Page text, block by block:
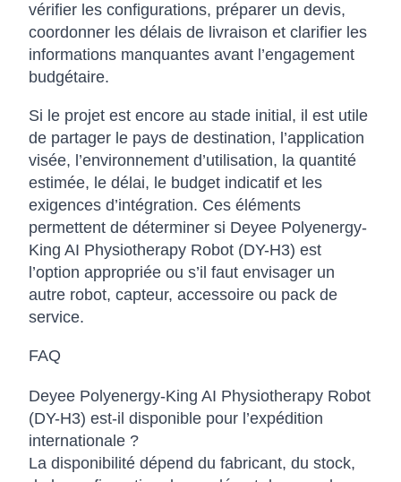
vérifier les configurations, préparer un devis,
coordonner les délais de livraison et clarifier les
informations manquantes avant l’engagement
budgétaire.
Si le projet est encore au stade initial, il est utile
de partager le pays de destination, l’application
visée, l’environnement d’utilisation, la quantité
estimée, le délai, le budget indicatif et les
exigences d’intégration. Ces éléments
permettent de déterminer si Deyee Polyenergy-
King AI Physiotherapy Robot (DY-H3) est
l’option appropriée ou s’il faut envisager un
autre robot, capteur, accessoire ou pack de
service.
FAQ
Deyee Polyenergy-King AI Physiotherapy Robot
(DY-H3) est-il disponible pour l’expédition
internationale ?
La disponibilité dépend du fabricant, du stock,